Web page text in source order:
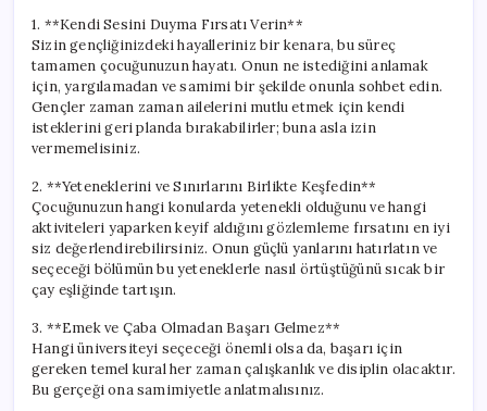
1. **Kendi Sesini Duyma Fırsatı Verin**
Sizin gençliğinizdeki hayalleriniz bir kenara, bu süreç
tamamen çocuğunuzun hayatı. Onun ne istediğini anlamak
için, yargılamadan ve samimi bir şekilde onunla sohbet edin.
Gençler zaman zaman ailelerini mutlu etmek için kendi
isteklerini geri planda bırakabilirler; buna asla izin
vermemelisiniz.
2. **Yeteneklerini ve Sınırlarını Birlikte Keşfedin**
Çocuğunuzun hangi konularda yetenekli olduğunu ve hangi
aktiviteleri yaparken keyif aldığını gözlemleme fırsatını en iyi
siz değerlendirebilirsiniz. Onun güçlü yanlarını hatırlatın ve
seçeceği bölümün bu yeteneklerle nasıl örtüştüğünü sıcak bir
çay eşliğinde tartışın.
3. **Emek ve Çaba Olmadan Başarı Gelmez**
Hangi üniversiteyi seçeceği önemli olsa da, başarı için
gereken temel kural her zaman çalışkanlık ve disiplin olacaktır.
Bu gerçeği ona samimiyetle anlatmalısınız.